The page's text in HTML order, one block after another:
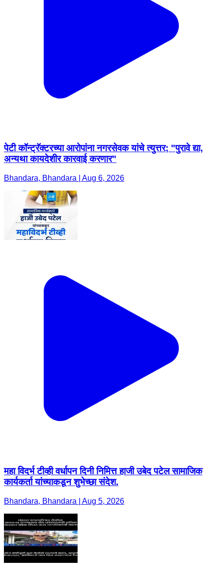
पेटी कॉन्ट्रॅक्टरच्या आरोपांना नगरसेवक यांचे त्युत्तर; "पुरावे द्या,
अन्यथा कायदेशीर कारवाई करणार"
Bhandara, Bhandara | Aug 6, 2026
महा विदर्भ टीव्ही वर्धापन दिनी निमित्त हाजी उबेद पटेल सामाजिक
कार्यकर्ता यांच्याकडून शुभेच्छा संदेश.
Bhandara, Bhandara | Aug 5, 2026